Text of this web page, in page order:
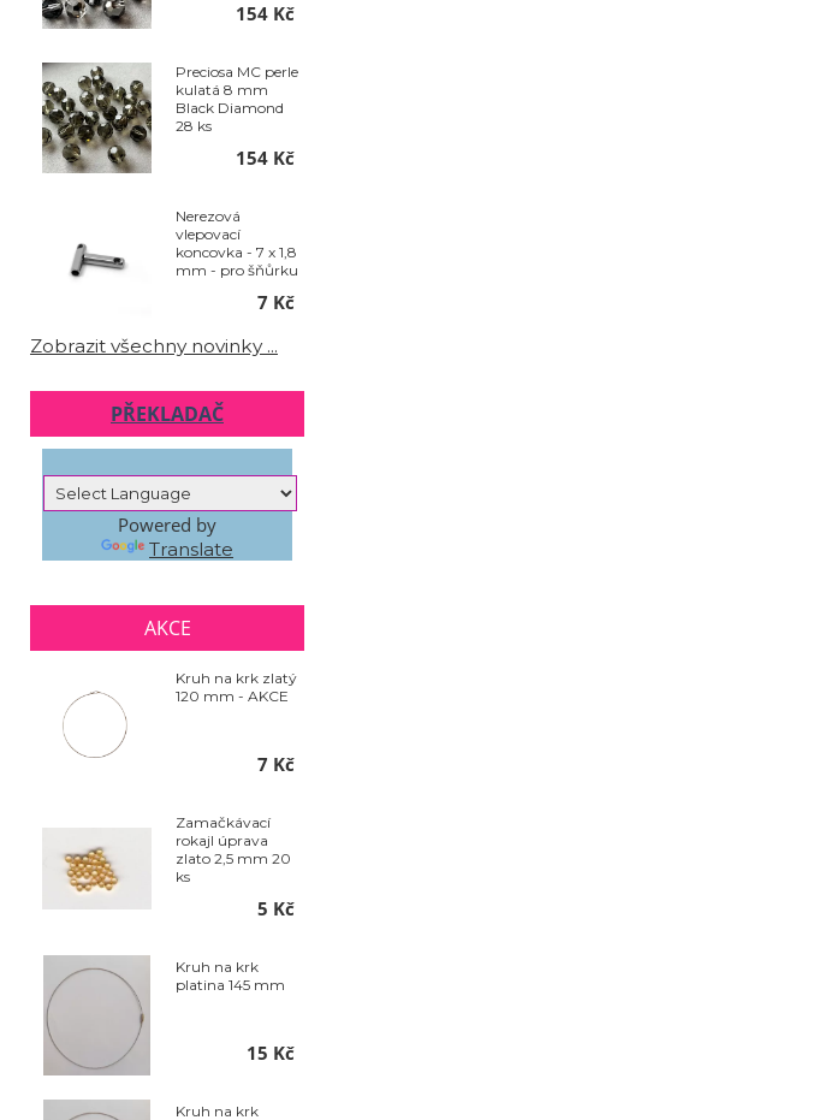
154 Kč
Preciosa MC perle
kulatá 8 mm
Black Diamond
28 ks
154 Kč
Nerezová
vlepovací
koncovka - 7 x 1,8
mm - pro šňůrku
7 Kč
Zobrazit všechny novinky ...
PŘEKLADAČ
Powered by
Translate
AKCE
Kruh na krk zlatý
120 mm - AKCE
7 Kč
Zamačkávací
rokajl úprava
zlato 2,5 mm 20
ks
5 Kč
Kruh na krk
platina 145 mm
15 Kč
Kruh na krk